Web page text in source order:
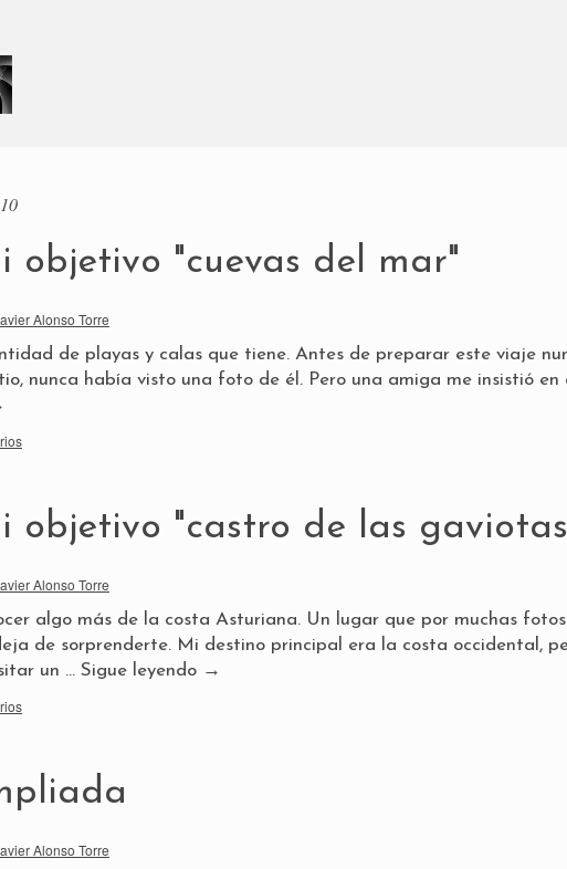
objetivo "cuevas del mar"
Alonso Torre
de playas y calas que tiene. Antes de preparar este viaje
nunca había visto una foto de él. Pero una amiga me insistió en
objetivo "castro de las
Alonso Torre
algo más de la costa Asturiana. Un lugar que por muchas fotos
de sorprenderte. Mi destino principal era la costa occidental,
un … Sigue leyendo →
Alonso Torre